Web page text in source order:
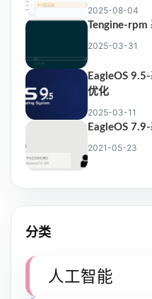
2025-08-04
Tengine-rpm
2025-03-31
EagleOS
优化
2025-03-11
EagleOS
2021-05-23
分类
人工智能